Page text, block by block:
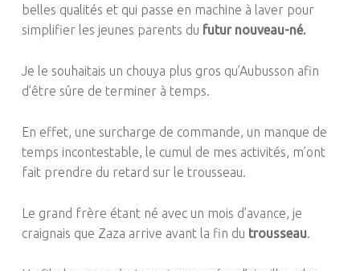
belles qualités et qui passe en machine à laver pour
simplifier les jeunes parents du futur nouveau-né.
Je le souhaitais un chouya plus gros qu’Aubusson afin
d’être sûre de terminer à temps.
En effet, une surcharge de commande, un manque de
temps incontestable, le cumul de mes activités, m’ont
fait prendre du retard sur le trousseau.
Le grand frère étant né avec un mois d’avance, je
craignais que Zaza arrive avant la fin du trousseau.